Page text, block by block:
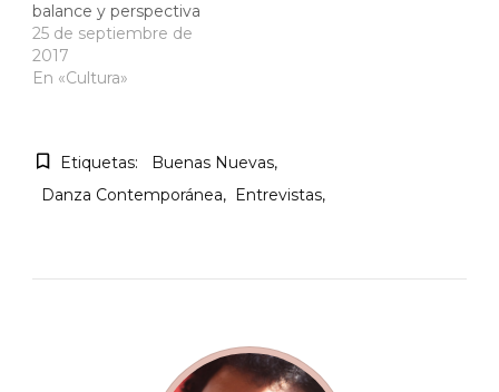
balance y perspectiva
25 de septiembre de
2017
En «Cultura»
Etiquetas:
Buenas Nuevas
Danza Contemporánea
Entrevistas